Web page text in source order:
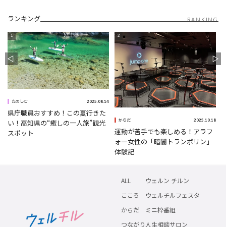
ランキング RANKING
たのしむ 2025.08.14
県庁職員おすすめ！この夏行きた
い！高知県の“癒しの一人旅”観光
スポット
からだ 2025.10.18
運動が苦手でも楽しめる！アラフ
ォー女性の「暗闇トランポリン」
体験記
ALL
こころ
からだ
つながり
ウェルン チルン
ウェルチルフェスタ
ミニ枠番組
人生相談サロン